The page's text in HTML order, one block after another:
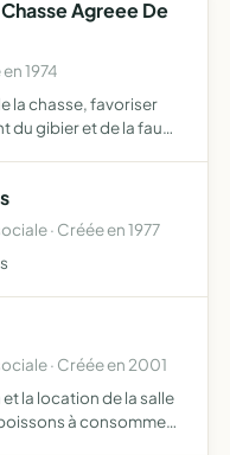
Agreee De
1974
la chasse, favoriser
gibier et de la faune
· Créée en 1977
· Créée en 2001
la location de la salle
à consommer